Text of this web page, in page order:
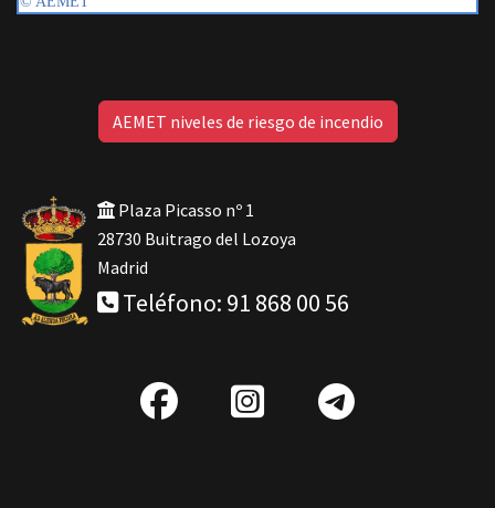
AEMET niveles de riesgo de incendio
Plaza Picasso nº 1
28730 Buitrago del Lozoya
Madrid
Teléfono: 91 868 00 56
fab
IG